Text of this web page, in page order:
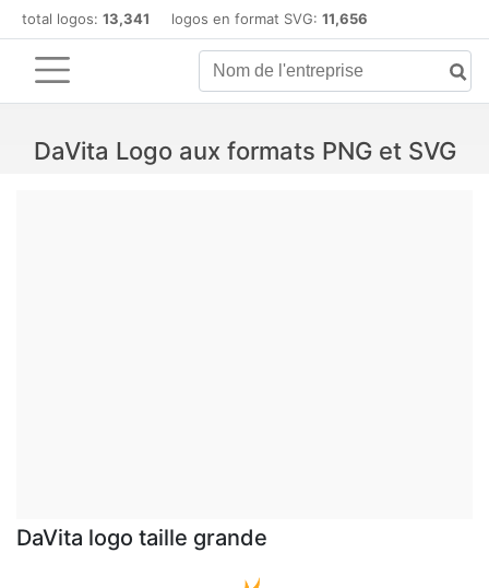
total logos: 13,341 logos en format SVG: 11,656
DaVita Logo aux formats PNG et SVG
DaVita logo taille grande